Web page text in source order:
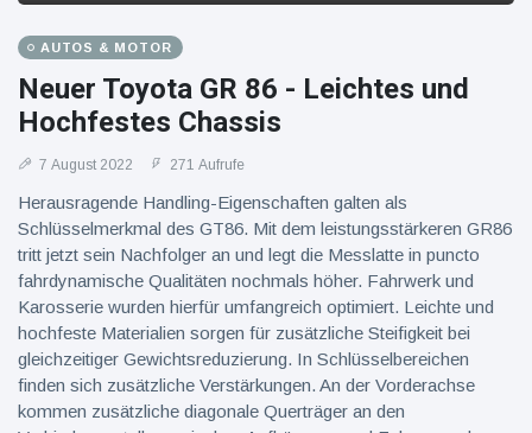
AUTOS & MOTOR
Neuer Toyota GR 86 - Leichtes und
Hochfestes Chassis
7 August 2022 271 Aufrufe
Herausragende Handling-Eigenschaften galten als
Schlüsselmerkmal des GT86. Mit dem leistungsstärkeren GR86
tritt jetzt sein Nachfolger an und legt die Messlatte in puncto
fahrdynamische Qualitäten nochmals höher. Fahrwerk und
Karosserie wurden hierfür umfangreich optimiert. Leichte und
hochfeste Materialien sorgen für zusätzliche Steifigkeit bei
gleichzeitiger Gewichtsreduzierung. In Schlüsselbereichen
finden sich zusätzliche Verstärkungen. An der Vorderachse
kommen zusätzliche diagonale Querträger an den